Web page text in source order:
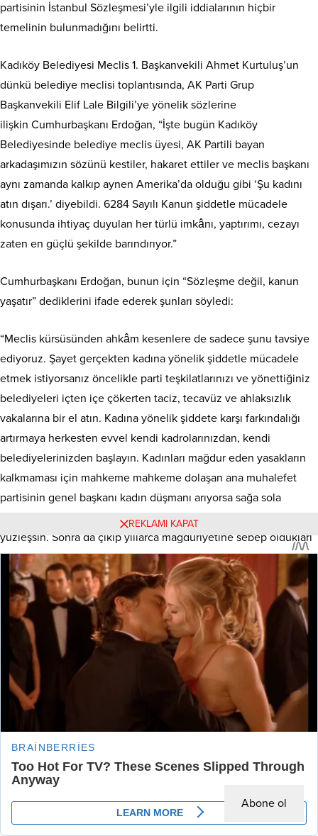
partisinin İstanbul Sözleşmesi’yle ilgili iddialarının hiçbir
temelinin bulunmadığını belirtti.
Kadıköy Belediyesi Meclis 1. Başkanvekili Ahmet Kurtuluş’un
dünkü belediye meclisi toplantısında, AK Parti Grup
Başkanvekili Elif Lale Bilgili’ye yönelik sözlerine
ilişkin Cumhurbaşkanı Erdoğan, “İşte bugün Kadıköy
Belediyesinde belediye meclis üyesi, AK Partili bayan
arkadaşımızın sözünü kestiler, hakaret ettiler ve meclis başkanı
aynı zamanda kalkıp aynen Amerika’da olduğu gibi ‘Şu kadını
atın dışarı.’ diyebildi. 6284 Sayılı Kanun şiddetle mücadele
konusunda ihtiyaç duyulan her türlü imkânı, yaptırımı, cezayı
zaten en güçlü şekilde barındırıyor.”
Cumhurbaşkanı Erdoğan, bunun için “Sözleşme değil, kanun
yaşatır” dediklerini ifade ederek şunları söyledi:
“Meclis kürsüsünden ahkâm kesenlere de sadece şunu tavsiye
ediyoruz. Şayet gerçekten kadına yönelik şiddetle mücadele
etmek istiyorsanız öncelikle parti teşkilatlarınızı ve yönettiğiniz
belediyeleri içten içe çökerten taciz, tecavüz ve ahlaksızlık
vakalarına bir el atın. Kadına yönelik şiddete karşı farkındalığı
artırmaya herkesten evvel kendi kadrolarınızdan, kendi
belediyelerinizden başlayın. Kadınları mağdur eden yasakların
kalkmaması için mahkeme mahkeme dolaşan ana muhalefet
partisinin genel başkanı kadın düşmanı arıyorsa sağa sola
sataşmasın, gitsin önce aynaya baksın, partisinin kötü siciliyle
yüzleşsin. Sonra da çıkıp yıllarca mağduriyetine sebep oldukları
başörtülü kadınlardan özür dilesin.”
Cumhurbaşkanı Erdoğan, şöyle devam etti:
“Dün meclis üyesi hanım kardeşimize yönelik sergilenen
küstahlık ve faşizm, 28 Şubat zihniyetinin CHP’de hâlâ devam
ettiğini bir kez daha göstermiştir. Kadınlara had bildirme
edepsizliği bir CHP geleneğidir. CHP’nin genlerine işlemiştir.
Aradan geçen onca süreye rağmen hiç değişmemiştir. Dün
tekrar görüldüğü üzere, CHP kadın düşmanı bir partidir. CHP,
kadınların fikirlerini özgürce ifade etmesine tahammülü
olmayan, baskıcı, nobran, faşist bir siyasi teşekküldür. CHP kadın
düşmanlığıyla maruf zihniyetinden ne kadar erken kurtulursa,
bünyelerindeki rezillikleri ne kadar kısa sürede temizlerse hem
ülkemiz hem de kadınlar için büyük bir iyilik yapmış olur. Bunu
REKLAMI KAPAT
Abone ol